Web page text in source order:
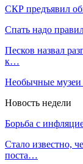
СКР предъявил
Спать надо
Песков назвал
к…
Необычные музеи
Новость недели
Борьба с
Стало известно,
поста…